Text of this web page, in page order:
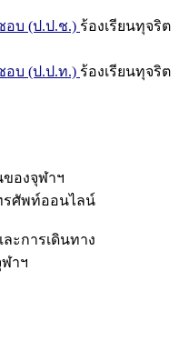
อบ (ป.ป.ช.) ร้องเรียนทุจริต
อบ (ป.ป.ท.) ร้องเรียนทุจริต
องจุฬาฯ
รศัพท์ออนไลน์
ะการเดินทาง
าฯ